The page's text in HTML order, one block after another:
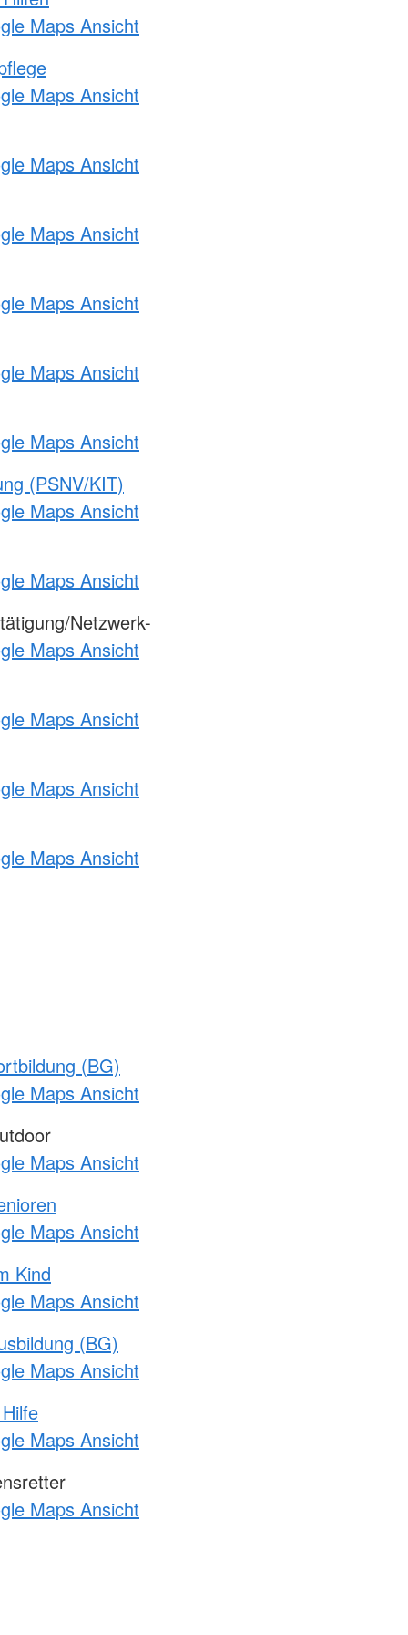
Maps Ansicht
Maps Ansicht
Maps Ansicht
Maps Ansicht
Maps Ansicht
Maps Ansicht
Maps Ansicht
(PSNV/KIT)
Maps Ansicht
Maps Ansicht
Netzwerk-
Maps Ansicht
Maps Ansicht
Maps Ansicht
Maps Ansicht
(BG)
Maps Ansicht
Maps Ansicht
Maps Ansicht
Kind
Maps Ansicht
(BG)
Maps Ansicht
Maps Ansicht
Maps Ansicht